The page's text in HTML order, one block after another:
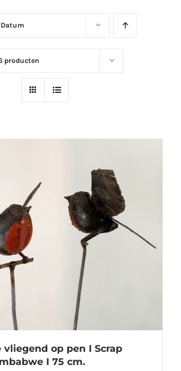
Datum
producten
vliegend op pen I Scrap
I 75 cm.